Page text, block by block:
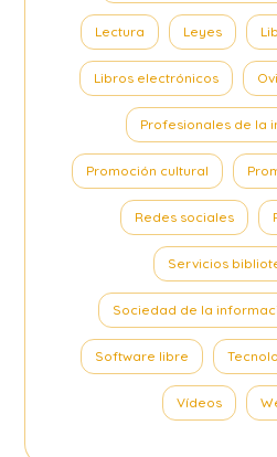
Lectura Leyes
Libros electrónicos
Profesionales de la
Promoción cultural
Redes sociales
Servicios
Sociedad de la
Software libre
Vídeos